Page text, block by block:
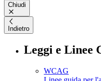
Chiudi
Indietro
Leggi e Linee
WCAG